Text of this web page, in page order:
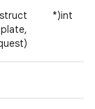
int(*